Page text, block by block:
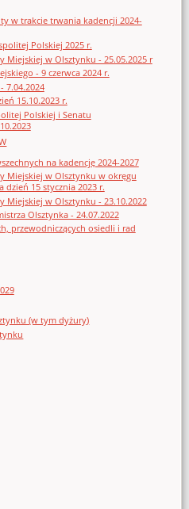
w trakcie trwania kadencji 2024-
Polskiej 2025 r.
Miejskiej w Olsztynku - 25.05.2025 r
- 9 czerwca 2024 r.
7.04.2024
15.10.2023 r.
Polskiej i Senatu
na kadencję 2024-2027
Miejskiej w Olsztynku w okręgu
dzień 15 stycznia 2023 r.
Miejskiej w Olsztynku - 23.10.2022
Olsztynka - 24.07.2022
przewodniczących osiedli i rad
(w tym dyżury)